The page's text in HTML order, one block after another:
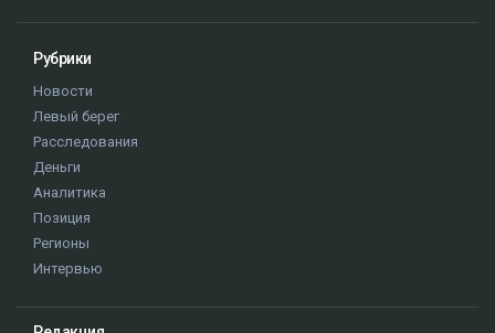
Рубрики
Новости
Левый берег
Расследования
Деньги
Аналитика
Позиция
Регионы
Интервью